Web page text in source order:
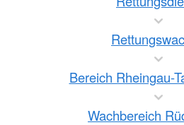
Bereich Rheingau-
Wachbereich